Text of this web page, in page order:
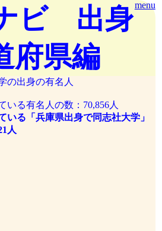
menu
ビ 出身
府県編
の出身の有名人
いる有名人の数：70,856人
いる「兵庫県出身で同志社大学」
人